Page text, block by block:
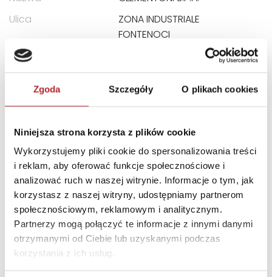
Zgoda Szczegóły O plikach cookies
Niniejsza strona korzysta z plików cookie
Wykorzystujemy pliki cookie do spersonalizowania treści
i reklam, aby oferować funkcje społecznościowe i
analizować ruch w naszej witrynie. Informacje o tym, jak
korzystasz z naszej witryny, udostępniamy partnerom
społecznościowym, reklamowym i analitycznym.
Partnerzy mogą połączyć te informacje z innymi danymi
otrzymanymi od Ciebie lub uzyskanymi podczas
korzystania z ich usług.
Ulica
ZONA INDUSTRIALE
FONTENOCI
Kod pocztowy
Miasto
RECANATI LOCALITA
assistenza@clementoni.it
INNI KLIENCI KUPOWALI